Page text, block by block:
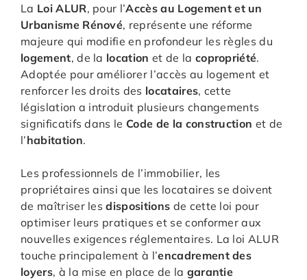
La Loi ALUR, pour l’Accès au Logement et un
Urbanisme Rénové, représente une réforme
majeure qui modifie en profondeur les règles du
logement, de la location et de la copropriété.
Adoptée pour améliorer l’accès au logement et
renforcer les droits des locataires, cette
législation a introduit plusieurs changements
significatifs dans le Code de la construction et de
l’habitation.
Les professionnels de l’immobilier, les
propriétaires ainsi que les locataires se doivent
de maîtriser lesdispositions de cette loi pour
optimiser leurs pratiques et se conformer aux
nouvelles exigences réglementaires. La loi ALUR
touche principalement à l’encadrement des
loyers, à la mise en place de la garantie